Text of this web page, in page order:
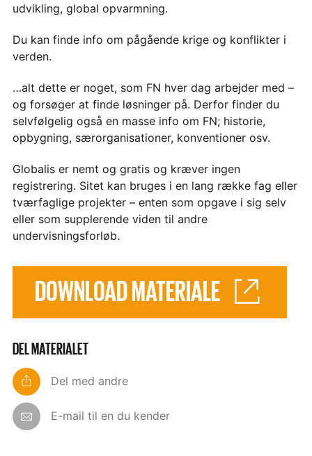
udvikling, global opvarmning.
Du kan finde info om pågående krige og konflikter i
verden.
…alt dette er noget, som FN hver dag arbejder med –
og forsøger at finde løsninger på. Derfor finder du
selvfølgelig også en masse info om FN; historie,
opbygning, særorganisationer, konventioner osv.
Globalis er nemt og gratis og kræver ingen
registrering. Sitet kan bruges i en lang række fag eller
tværfaglige projekter – enten som opgave i sig selv
eller som supplerende viden til andre
undervisningsforløb.
DOWNLOAD MATERIALE
DEL MATERIALET
Del med andre
E-mail til en du kender